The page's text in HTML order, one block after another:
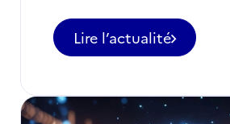
Lire l’actualité
-
Nouveaux
d'Experts
techniques